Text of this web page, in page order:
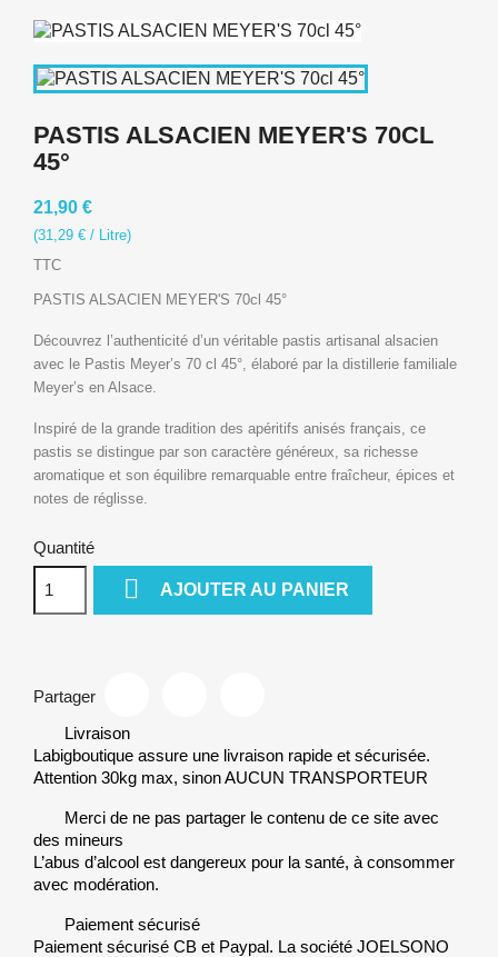
PASTIS ALSACIEN MEYER'S 70CL
45°
21,90 €
(31,29 € / Litre)
TTC
PASTIS ALSACIEN MEYER'S 70cl 45°
Découvrez l’authenticité d’un véritable pastis artisanal alsacien
avec le Pastis Meyer’s 70 cl 45°, élaboré par la distillerie familiale
Meyer’s en Alsace.
Inspiré de la grande tradition des apéritifs anisés français, ce
pastis se distingue par son caractère généreux, sa richesse
aromatique et son équilibre remarquable entre fraîcheur, épices et
notes de réglisse.
Quantité
 AJOUTER AU PANIER
Partager
Livraison
Labigboutique assure une livraison rapide et sécurisée.
Attention 30kg max, sinon AUCUN TRANSPORTEUR
Merci de ne pas partager le contenu de ce site avec
des mineurs
L’abus d’alcool est dangereux pour la santé, à consommer
avec modération.
Paiement sécurisé
Paiement sécurisé CB et Paypal. La société JOELSONO